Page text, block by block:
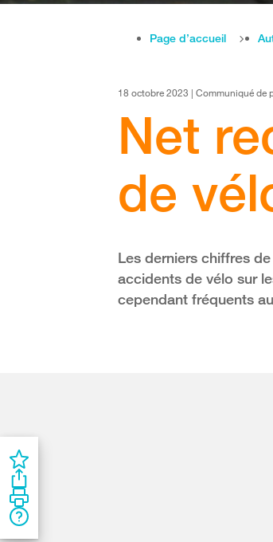
Page d’accueil
18 octobre 2023 | Communiqué de
Net
de
Les derniers chiffres
accidents de vélo sur
cependant fréquents